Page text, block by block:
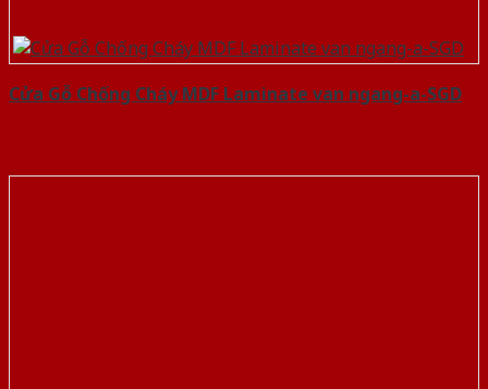
Cửa Gỗ Chống Cháy MDF Laminate van ngang-a-SGD